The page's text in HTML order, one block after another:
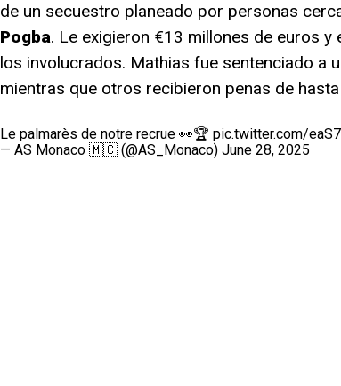
de un secuestro planeado por personas
Pogba. Le exigieron €13 millones de euros
los involucrados. Mathias fue sentenciado a
mientras que otros recibieron penas de
Le palmarès de notre recrue 👀🏆 pic.twitter.com/
— AS Monaco 🇲🇨 (@AS_Monaco) June 28, 2025